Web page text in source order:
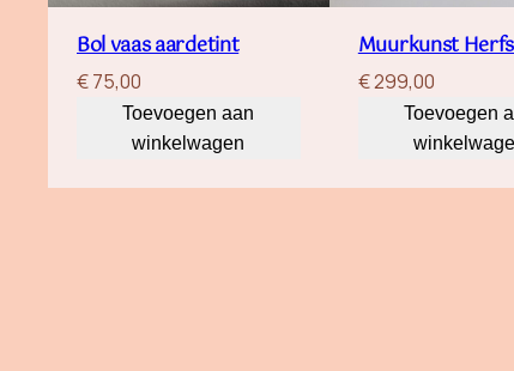
Bol vaas aardetint
€75,00
Toevoegen aan
winkelwagen
Muurkunst
€299,00
Toevoegen